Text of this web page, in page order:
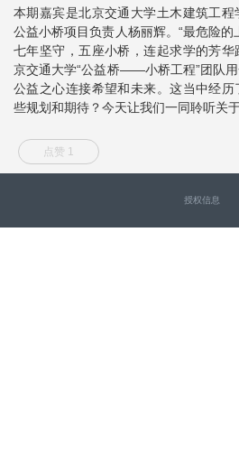
本期嘉宾是北京交通大学土木建筑工
公益小桥项目负责人杨丽辉。“最危险的
七年坚守，五座小桥，连起求学的芳
京交通大学“公益桥——小桥工程”团队
公益之心连接希望和未来。这当中经
些规划和期待？今天让我们一同聆听关于
点赞 1
授权信息